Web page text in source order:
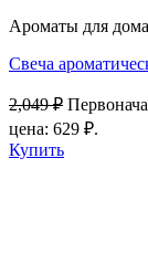
Ароматы для дома
Свеча
2,049₽
цена: 629 ₽.
Купить